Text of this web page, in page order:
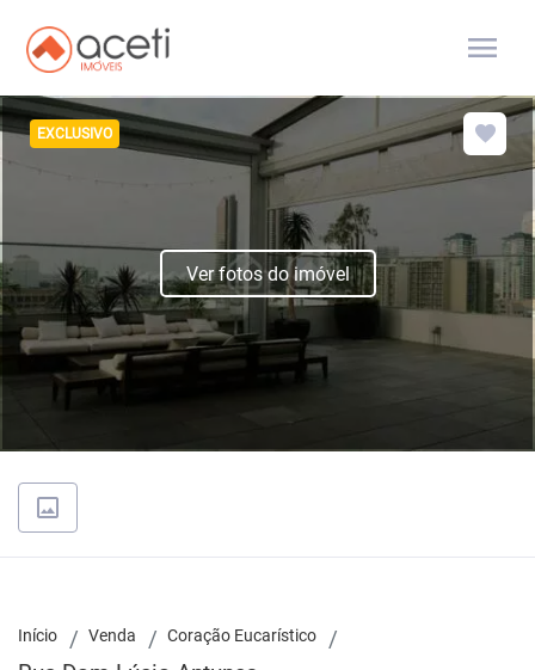
menu
EXCLUSIVO
Ver fotos do imóvel
Início Venda Coração Eucarístico